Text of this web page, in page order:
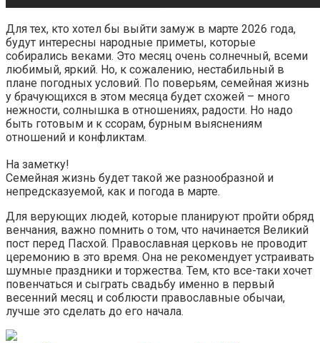
Для тех, кто хотел бы выйти замуж в марте 2026 года,
будут интересны народные приметы, которые
собирались веками. Это месяц очень солнечный, всеми
любимый, яркий. Но, к сожалению, нестабильный в
плане погодных условий. По поверьям, семейная жизнь
у брачующихся в этом месяца будет схожей – много
нежности, солнышка в отношениях, радости. Но надо
быть готовым и к ссорам, бурным выяснениям
отношений и конфликтам.
На заметку!
Семейная жизнь будет такой же разнообразной и
непредсказуемой, как и погода в марте.
Для верующих людей, которые планируют пройти обряд
венчания, важно помнить о том, что начинается Великий
пост перед Пасхой. Православная церковь не проводит
церемонию в это время. Она не рекомендует устраивать
шумные праздники и торжества. Тем, кто все-таки хочет
повенчаться и сыграть свадьбу именно в первый
весенний месяц и соблюсти православные обычаи,
лучше это сделать до его начала.